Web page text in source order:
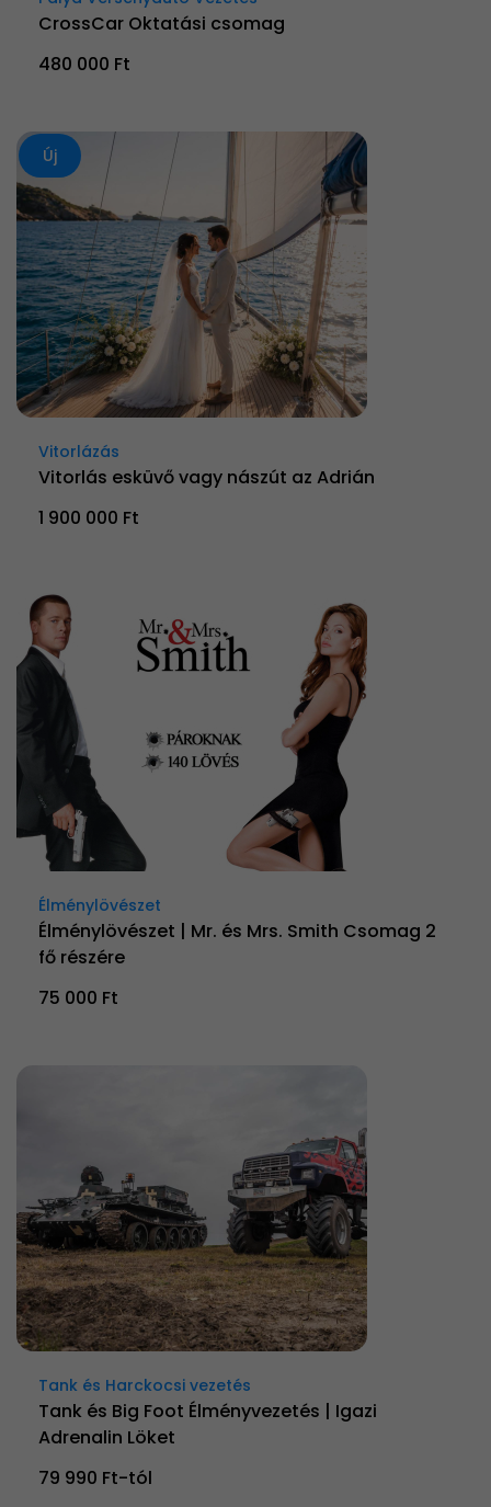
CrossCar Oktatási csomag
480 000 Ft
Új
Vitorlázás
Vitorlás esküvő vagy nászút az Adrián
1 900 000 Ft
Élménylövészet
Élménylövészet | Mr. és Mrs. Smith Csomag 2
fő részére
75 000 Ft
Tank és Harckocsi vezetés
Tank és Big Foot Élményvezetés | Igazi
Adrenalin Löket
79 990 Ft-tól